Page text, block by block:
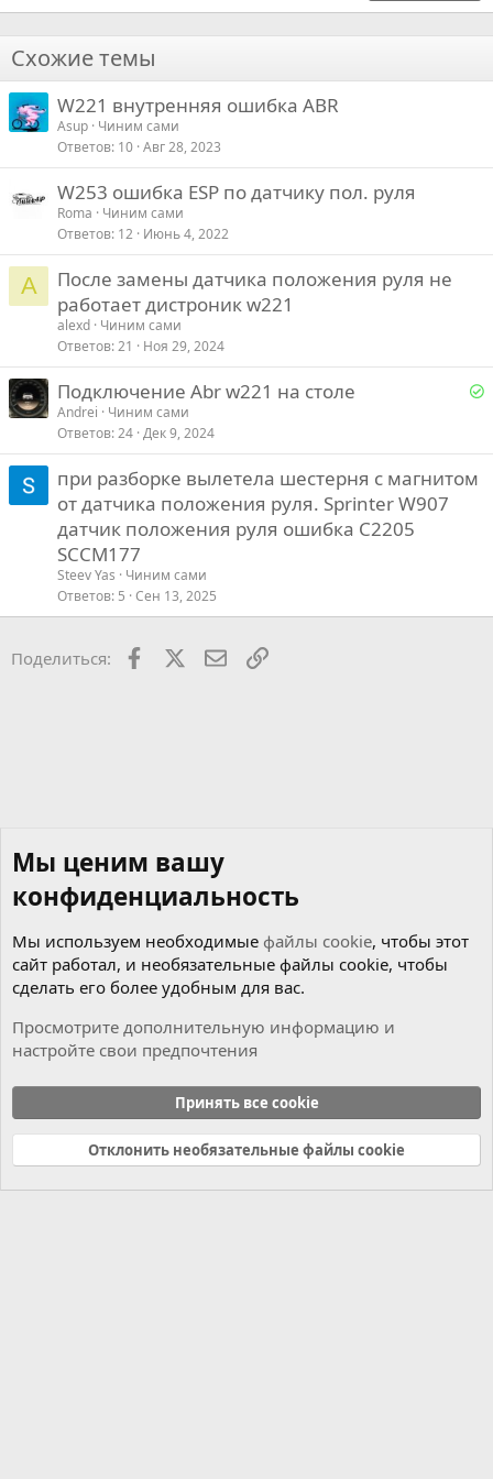
22
26
Times New Roman
Verdana
Схожие темы
W221 внутренняя ошибка ABR
Asup Чиним сами
Ответов 10 Авг 28, 2023
W253 ошибка ESP по датчику пол. руля
Roma
Чиним сами
Ответов 12 Июнь 4, 2022
A
После замены датчика положения руля не
работает дистроник w221
alexd Чиним сами
Ответов 21 Ноя 29, 2024
Р
е
Подключение Abr w221 на столе
Andrei
Чиним сами
Ответов 24 Дек 9, 2024
при разборке вылетела шестерня с магнитом
от датчика положения руля. Sprinter W907
датчик положения руля ошибка C2205
SCCM177
Steev Yas
Чиним сами
Ответов 5 Сен 13, 2025
Поделиться: Facebook ПочтаСсылкой
Cookies
Russian (RU)
Связь с нами
Условия и правила
Политика конфиденциальности
Справка Главная
R
Мы ценим вашу
конфиденциальность
Мы используем необходимые файлы cookie, чтобы этот
сайт работал, и необязательные файлы cookie, чтобы
сделать его более удобным для вас.
Просмотрите дополнительную информацию и
настройте свои предпочтения
Принять все cookie
Отклонить необязательные файлы cookie